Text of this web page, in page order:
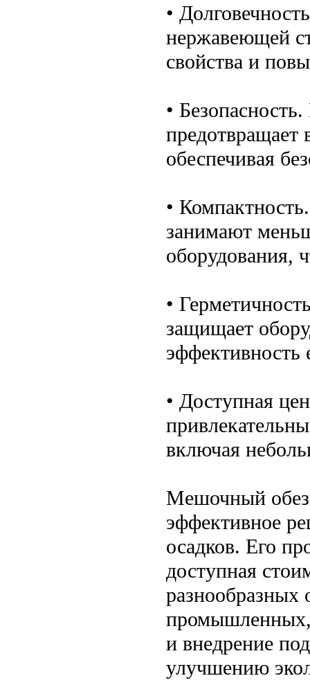
•
нержавеющей
свойства и
•
предотвращает
обеспечивая
•
занимают
оборудования,
•
защищает
эффективность
• Доступная
включая
Мешочный
эффективное
осадков. Его
доступная
промышленных,
и внедрение
улучшению